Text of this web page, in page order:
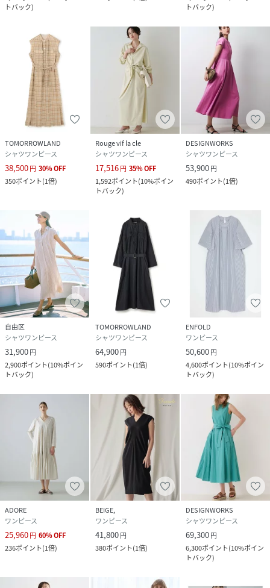
トバック)
トバック)
TOMORROWLAND
シャツワンピース
38,500円 30%OFF
350ポイント(1倍)
Rouge vif la cle
シャツワンピース
17,516円 35%OFF
1,592ポイント(10%ポイン
トバック)
DESIGNWORKS
シャツワンピース
53,900円
490ポイント(1倍)
自由区
シャツワンピース
31,900円
2,900ポイント(10%ポイン
トバック)
TOMORROWLAND
シャツワンピース
64,900円
590ポイント(1倍)
ENFOLD
ワンピース
50,600円
4,600ポイント(10%ポイン
トバック)
ADORE
ワンピース
25,960円 60%OFF
236ポイント(1倍)
BEIGE,
ワンピース
41,800円
380ポイント(1倍)
DESIGNWORKS
シャツワンピース
69,300円
6,300ポイント(10%ポイン
トバック)